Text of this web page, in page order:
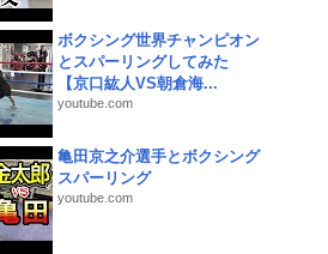
ボクシング世界チャンピオン
とスパーリングしてみた
【京口紘人VS朝倉海...
youtube.com
亀田京之介選手とボクシング
スパーリング
youtube.com